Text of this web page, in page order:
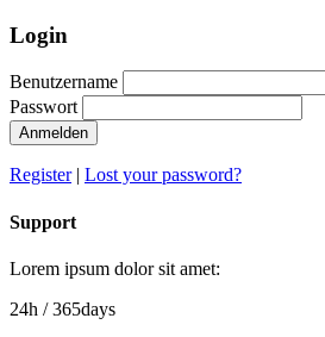
Login
Benutzername
Passwort
Anmelden
Register| Lost your password?
Support
Lorem ipsum dolor sit amet:
24h / 365days